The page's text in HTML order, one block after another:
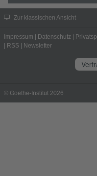
Zur klassischen Ansicht
Impressum Datenschutz
RSS Newsletter
© Goethe-Institut 2026